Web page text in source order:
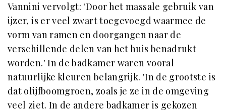
Vannini vervolgt: 'Door het massale gebruik van
ijzer, is er veel zwart toegevoegd waarmee de
vorm van ramen en doorgangen naar de
verschillende delen van het huis benadrukt
worden.' In de badkamer waren vooral
natuurlijke kleuren belangrijk. 'In de grootste is
dat olijfboomgroen, zoals je ze in de omgeving
veel ziet. In de andere badkamer is gekozen